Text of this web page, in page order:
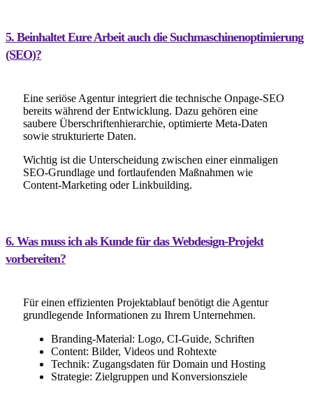
5. Beinhaltet Eure Arbeit auch die Suchmaschinenoptimierung
(SEO)?
Eine seriöse Agentur integriert die technische Onpage-SEO
bereits während der Entwicklung. Dazu gehören eine
saubere Überschriftenhierarchie, optimierte Meta-Daten
sowie strukturierte Daten.
Wichtig ist die Unterscheidung zwischen einer einmaligen
SEO-Grundlage und fortlaufenden Maßnahmen wie
Content-Marketing oder Linkbuilding.
6. Was muss ich als Kunde für das Webdesign-Projekt
vorbereiten?
Für einen effizienten Projektablauf benötigt die Agentur
grundlegende Informationen zu Ihrem Unternehmen.
Branding-Material: Logo, CI-Guide, Schriften
Content: Bilder, Videos und Rohtexte
Technik: Zugangsdaten für Domain und Hosting
Strategie: Zielgruppen und Konversionsziele